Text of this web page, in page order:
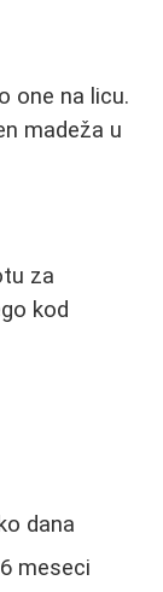
one na licu.
madeža u
za
kod
dana
meseci